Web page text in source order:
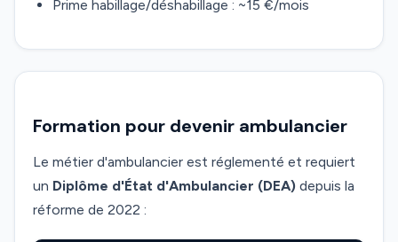
Prime habillage/déshabillage : ~15 €/mois
Formation pour devenir ambulancier
Le métier d'ambulancier est réglementé et requiert
un Diplôme d'État d'Ambulancier (DEA) depuis la
réforme de 2022 :